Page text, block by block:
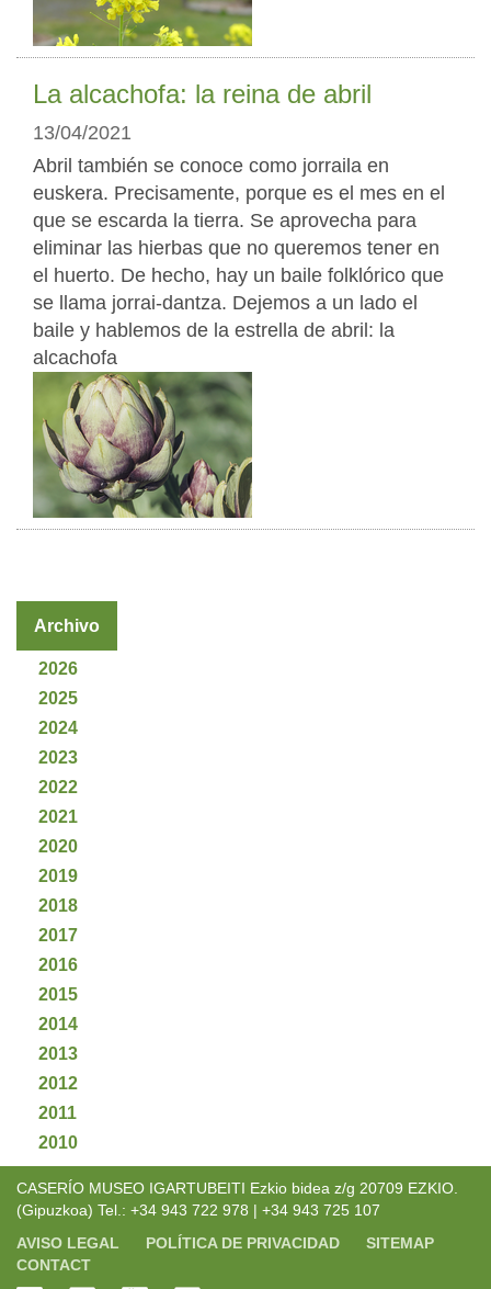
La alcachofa: la reina de abril
13/04/2021
Abril también se conoce como jorraila en
euskera. Precisamente, porque es el mes en el
que se escarda la tierra. Se aprovecha para
eliminar las hierbas que no queremos tener en
el huerto. De hecho, hay un baile folklórico que
se llama jorrai-dantza. Dejemos a un lado el
baile y hablemos de la estrella de abril: la
alcachofa
Archivo
2026
2025
2024
2023
2022
2021
2020
2019
2018
2017
2016
2015
2014
2013
2012
2011
2010
CASERÍO MUSEO IGARTUBEITI Ezkio bidea z/g 20709 EZKIO.
(Gipuzkoa) Tel.: +34 943 722 978 | +34 943 725 107
AVISO LEGAL
POLÍTICA DE PRIVACIDAD
SITEMAP
CONTACT